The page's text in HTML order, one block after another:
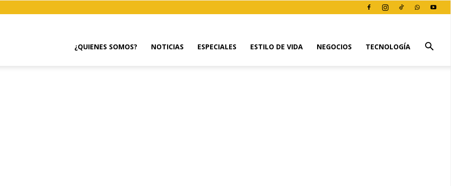
¿QUIENES SOMOS? NOTICIAS ESPECIALES ESTILO DE VIDA NEGOCIOS TECNOLOGÍA